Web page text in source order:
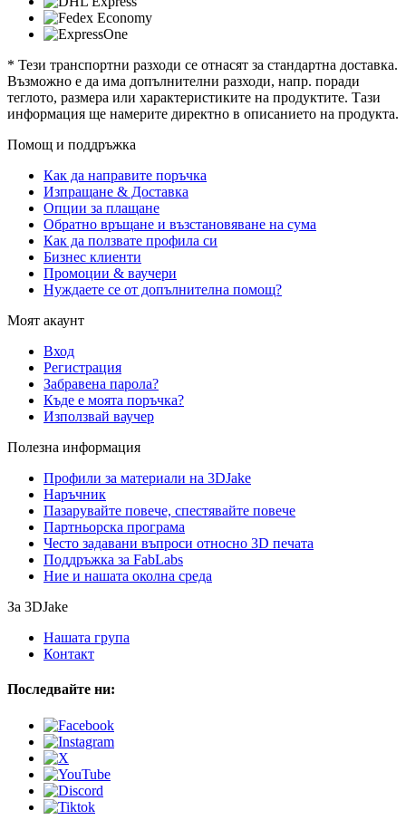
* Тези транспортни разходи се отнасят за стандартна доставка.
Възможно е да има допълнителни разходи, напр. поради
теглото, размера или характеристиките на продуктите. Тази
информация ще намерите директно в описанието на продукта.
Помощ и поддръжка
Как да направите поръчка
Изпращане & Доставка
Опции за плащане
Обратно връщане и възстановяване на сума
Как да ползвате профила си
Бизнес клиенти
Промоции & ваучери
Нуждаете се от допълнителна помощ?
Моят акаунт
Вход
Регистрация
Забравена парола?
Къде е моята поръчка?
Използвай ваучер
Полезна информация
Профили за материали на 3DJake
Наръчник
Пазарувайте повече, спестявайте повече
Партньорска програма
Често задавани въпроси относно 3D печата
Поддръжка за FabLabs
Ние и нашата околна среда
За 3DJake
Нашата група
Контакт
Последвайте ни: